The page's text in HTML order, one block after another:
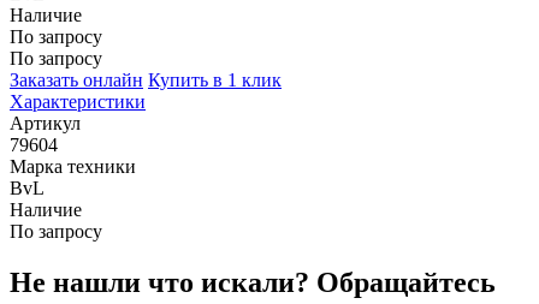
Наличие
По запросу
По запросу
Заказать онлайн Купить в 1 клик
Характеристики
Артикул
79604
Марка техники
BvL
Наличие
По запросу
Не нашли что искали? Обращайтесь